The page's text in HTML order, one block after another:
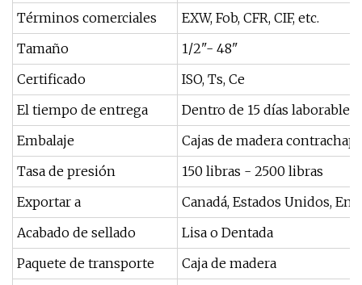
Términos comerciales
EXW, Fob, CFR, CIF, etc.
Tamaño
1/2"- 48"
Certificado
ISO, Ts, Ce
El tiempo de entrega
Dentro de 15 días laborables
Embalaje
Cajas de madera
Tasa de presión
150 libras - 2500 libras
Exportar a
Canadá, Estados Unidos,
Acabado de sellado
Lisa o Dentada
Paquete de transporte
Caja de madera